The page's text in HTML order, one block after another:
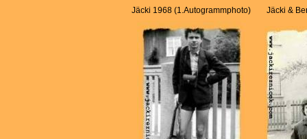
Jäcki 1968 (1.Autogrammphoto) Jäcki &